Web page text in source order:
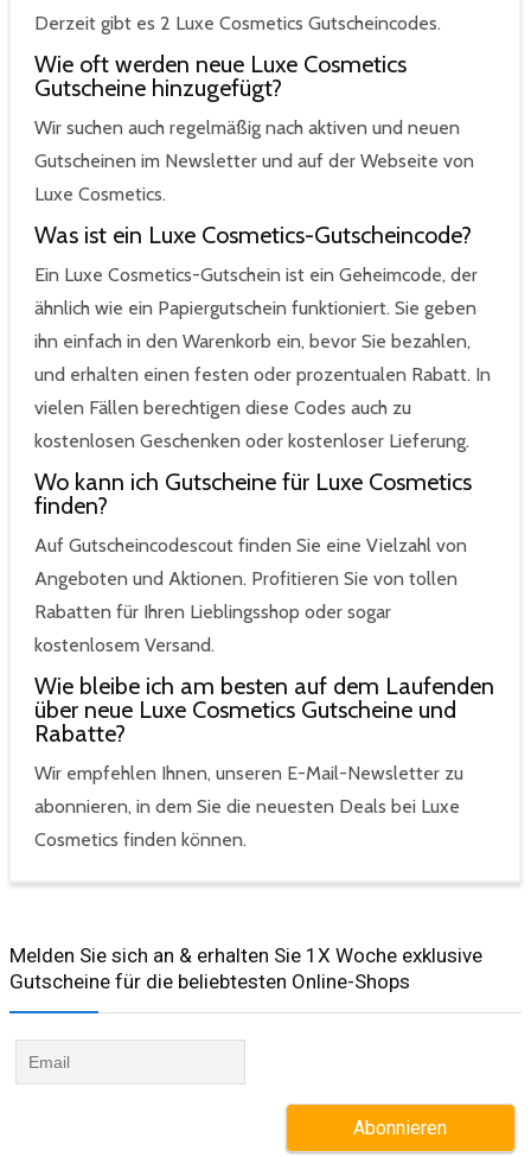
Derzeit gibt es 2 Luxe Cosmetics Gutscheincodes.
Wie oft werden neue Luxe Cosmetics
Gutscheine hinzugefügt?
Wir suchen auch regelmäßig nach aktiven und neuen
Gutscheinen im Newsletter und auf der Webseite von
Luxe Cosmetics.
Was ist ein Luxe Cosmetics-Gutscheincode?
Ein Luxe Cosmetics-Gutschein ist ein Geheimcode, der
ähnlich wie ein Papiergutschein funktioniert. Sie geben
ihn einfach in den Warenkorb ein, bevor Sie bezahlen,
und erhalten einen festen oder prozentualen Rabatt. In
vielen Fällen berechtigen diese Codes auch zu
kostenlosen Geschenken oder kostenloser Lieferung.
Wo kann ich Gutscheine für Luxe Cosmetics
finden?
Auf Gutscheincodescout finden Sie eine Vielzahl von
Angeboten und Aktionen. Profitieren Sie von tollen
Rabatten für Ihren Lieblingsshop oder sogar
kostenlosem Versand.
Wie bleibe ich am besten auf dem Laufenden
über neue Luxe Cosmetics Gutscheine und
Rabatte?
Wir empfehlen Ihnen, unseren E-Mail-Newsletter zu
abonnieren, in dem Sie die neuesten Deals bei Luxe
Cosmetics finden können.
Melden Sie sich an & erhalten Sie 1X Woche exklusive
Gutscheine für die beliebtesten Online-Shops​